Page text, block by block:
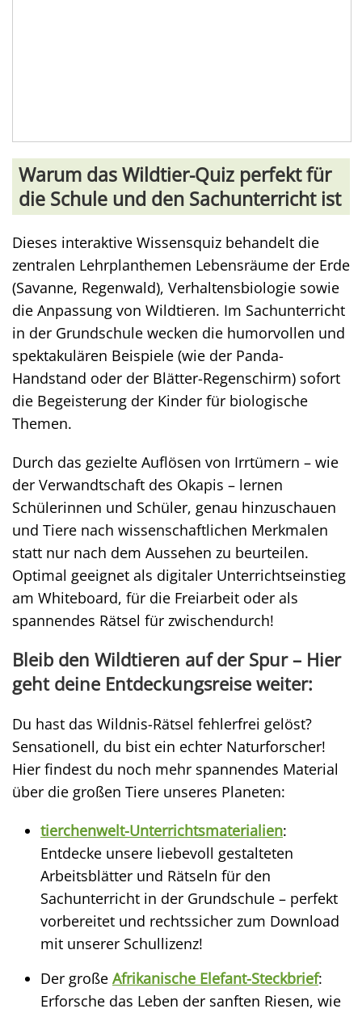
Warum das Wildtier-Quiz perfekt für
die Schule und den Sachunterricht ist
Dieses interaktive Wissensquiz behandelt die
zentralen Lehrplanthemen Lebensräume der Erde
(Savanne, Regenwald), Verhaltensbiologie sowie
die Anpassung von Wildtieren. Im Sachunterricht
in der Grundschule wecken die humorvollen und
spektakulären Beispiele (wie der Panda-
Handstand oder der Blätter-Regenschirm) sofort
die Begeisterung der Kinder für biologische
Themen.
Durch das gezielte Auflösen von Irrtümern – wie
der Verwandtschaft des Okapis – lernen
Schülerinnen und Schüler, genau hinzuschauen
und Tiere nach wissenschaftlichen Merkmalen
statt nur nach dem Aussehen zu beurteilen.
Optimal geeignet als digitaler Unterrichtseinstieg
am Whiteboard, für die Freiarbeit oder als
spannendes Rätsel für zwischendurch!
Bleib den Wildtieren auf der Spur – Hier
geht deine Entdeckungsreise weiter:
Du hast das Wildnis-Rätsel fehlerfrei gelöst?
Sensationell, du bist ein echter Naturforscher!
Hier findest du noch mehr spannendes Material
über die großen Tiere unseres Planeten:
tierchenwelt-Unterrichtsmaterialien:
Entdecke unsere liebevoll gestalteten
Arbeitsblätter und Rätseln für den
Sachunterricht in der Grundschule – perfekt
vorbereitet und rechtssicher zum Download
mit unserer Schullizenz!
Der große Afrikanische Elefant-Steckbrief:
Erforsche das Leben der sanften Riesen, wie